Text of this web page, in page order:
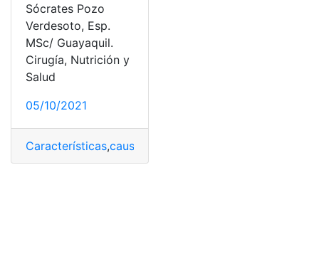
Sócrates Pozo
Verdesoto, Esp.
MSc/ Guayaquil.
Cirugía, Nutrición y
Salud
05/10/2021
Características,causas y consecuencias